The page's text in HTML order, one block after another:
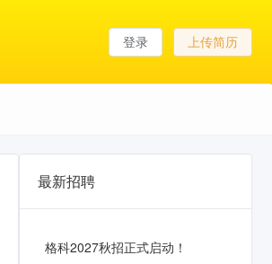
登录 上传简历
最新招聘
格科2027秋招正式启动！